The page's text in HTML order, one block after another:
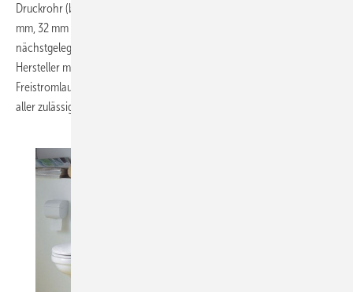
Druckrohr (bei Aufwärtsförderung) mit geringem Durchmesser, 22
mm, 32 mm oder 40 mm (je nach Modell), werden die Abwässer zum
nächstgelegenen Abwasserkanal befördert. Die Geräte sind je nach
Hersteller mit einer Schneidwerkeinrichtung oder einem
Freistromlaufrad ausgerüstet. Das Flügelrad sorgt für ein Abpumpen
aller zulässigen Stoffe.